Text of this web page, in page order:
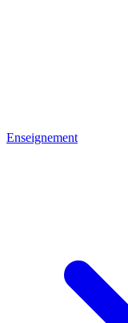
Enseignement